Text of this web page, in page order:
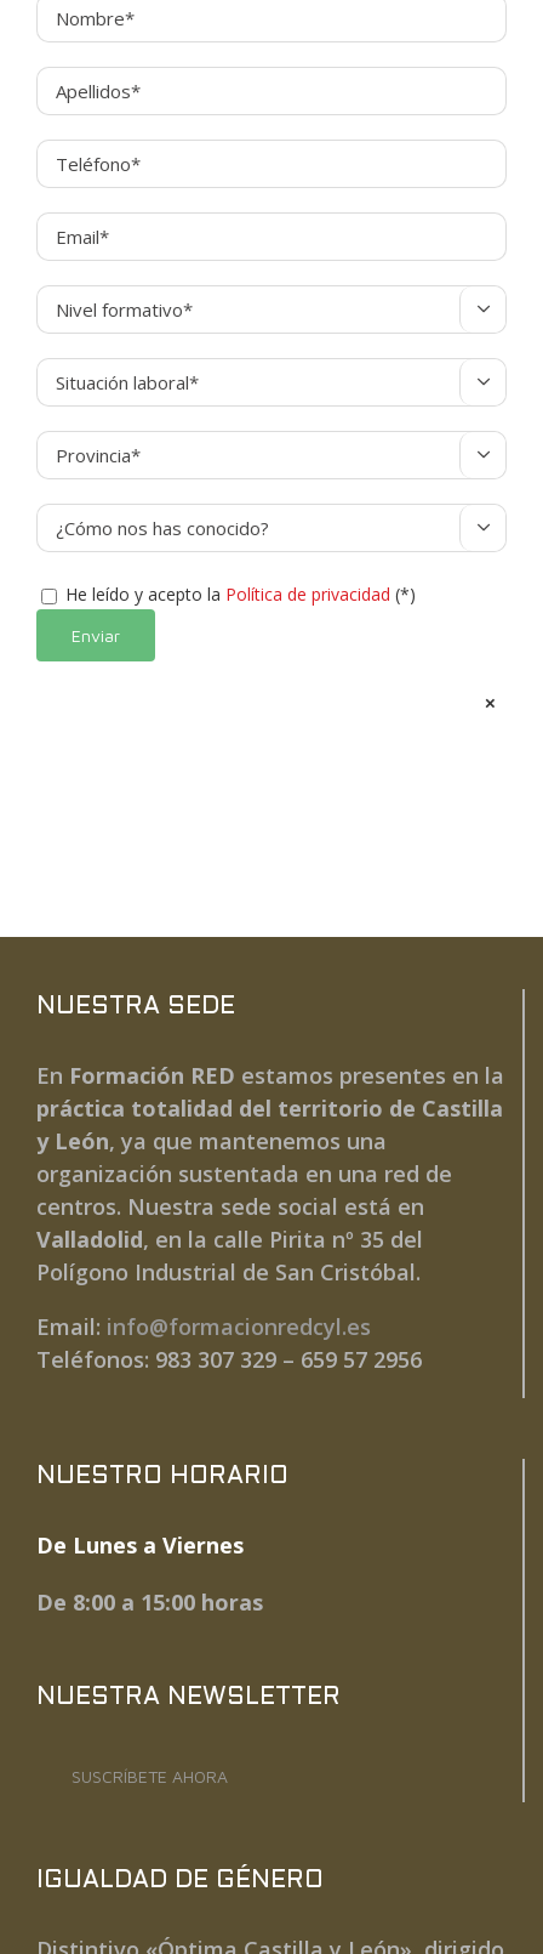




He leído y acepto la Política de privacidad (*)
×
NUESTRA SEDE
En Formación RED estamos presentes en la
práctica totalidad del territorio de Castilla
y León, ya que mantenemos una
organización sustentada en una red de
centros. Nuestra sede social está en
Valladolid, en la calle Pirita nº 35 del
Polígono Industrial de San Cristóbal.
Email: info@formacionredcyl.es
Teléfonos: 983 307 329 – 659 57 2956
NUESTRO HORARIO
De Lunes a Viernes
De 8:00 a 15:00 horas
NUESTRA NEWSLETTER
SUSCRÍBETE AHORA
IGUALDAD DE GÉNERO